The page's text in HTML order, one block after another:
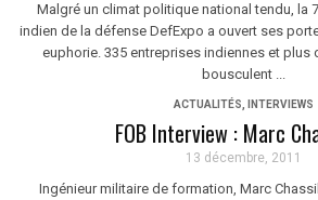
Malgré un climat politique national tendu, la
indien de la défense DefExpo a ouvert ses
euphorie. 335 entreprises indiennes et plus
bousculent ...
ACTUALITÉS INTERVIEWS
FOB Interview : Marc
13 décembre, 2011
Ingénieur militaire de formation, Marc